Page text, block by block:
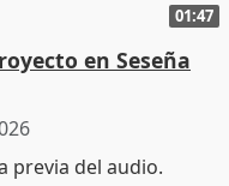
01:47
en Seseña